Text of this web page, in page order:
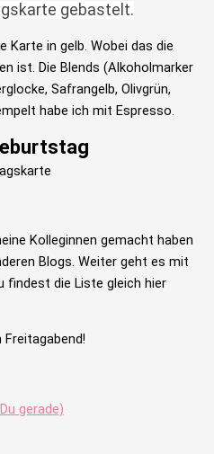
gebastelt.
Karte in gelb. Wobei das die
ist. Die Blends (Alkoholmarker
Safrangelb, Olivgrün,
habe ich mit Espresso.
Kolleginnen gemacht haben
Blogs. Weiter geht es mit
findest die Liste gleich hier
Freitagabend!
gerade)